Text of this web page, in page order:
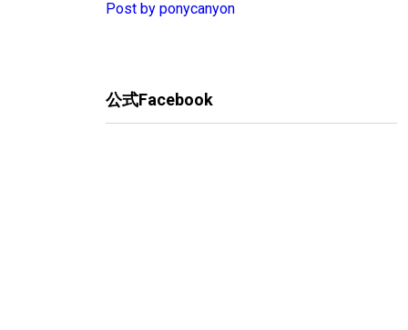
Post by ponycanyon
公式Facebook